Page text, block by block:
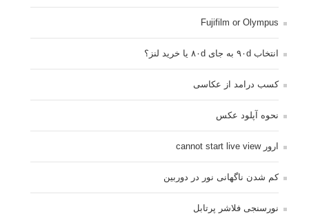
Fujifilm or Olympus
انتخاب ۹۰d به جای ۸۰d یا خرید لنز؟
کسب درامد از عکاسی
نحوه آپلود عکس
ارور cannot start live view
کم شدن ناگهانی نور در دوربین
نورسنجی فلاشر پرتابل